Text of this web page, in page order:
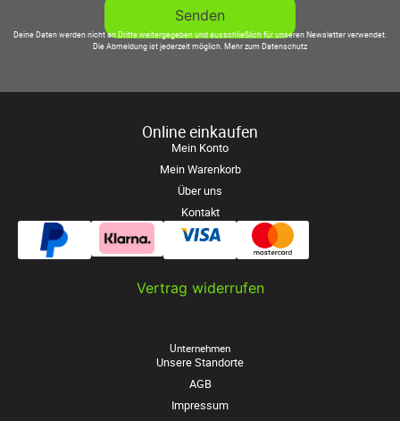
Deine Daten werden nicht an Dritte weitergegeben und ausschließlich für unseren Newsletter verwendet.
Die Abmeldung ist jederzeit möglich.Mehr zum Datenschutz
Online einkaufen
Mein Konto
Mein Warenkorb
Über uns
Kontakt
Vertrag widerrufen
Unternehmen
Unsere Standorte
AGB
Impressum